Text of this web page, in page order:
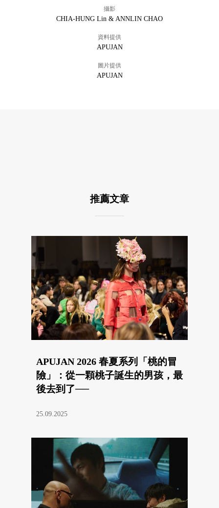
攝影
CHIA-HUNG Lin & ANNLIN CHAO
資料提供
APUJAN
圖片提供
APUJAN
推薦文章
APUJAN 2026 春夏系列「桃的冒
險」：從一顆桃子誕生的男孩，最
後去到了──
25.09.2025